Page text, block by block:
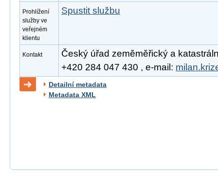
Prohlížení
služby ve
veřejném
klientu
Spustit službu
Kontakt
Český úřad zeměměřický a
+420 284 047 430 , e-mail:
Detailní metadata
Metadata XML